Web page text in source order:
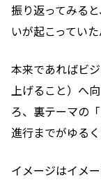
振り返ってみる
いが起こっていた
本来であればビ
上げること）へ
ろ、裏テーマの
進行までがゆる
イメージはイメ